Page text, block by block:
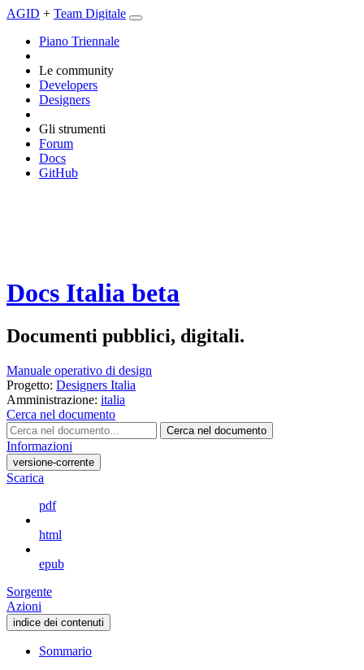
AGID + Team Digitale
Piano Triennale
Le community
Developers
Designers
Gli strumenti
Forum
Docs
GitHub
Docs Italia beta
Documenti pubblici, digitali.
Manuale operativo di design
Progetto: Designers Italia
Amministrazione: italia
Cerca nel documento
Cerca nel documento
Informazioni
versione-corrente
Scarica
pdf
html
epub
Sorgente
Azioni
indice dei contenuti
Sommario